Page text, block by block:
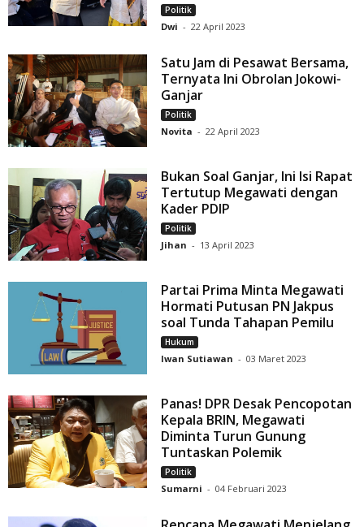
Politik
Dwi - 22 April 2023
Satu Jam di Pesawat Bersama,
Ternyata Ini Obrolan Jokowi-
Ganjar
Politik
Novita - 22 April 2023
Bukan Soal Ganjar, Ini Isi Rapat
Tertutup Megawati dengan
Kader PDIP
Politik
Jihan - 13 April 2023
Partai Prima Minta Megawati
Hormati Putusan PN Jakpus
soal Tunda Tahapan Pemilu
Hukum
Iwan Sutiawan - 03 Maret 2023
Panas! DPR Desak Pencopotan
Kepala BRIN, Megawati
Diminta Turun Gunung
Tuntaskan Polemik
Politik
Sumarni - 04 Februari 2023